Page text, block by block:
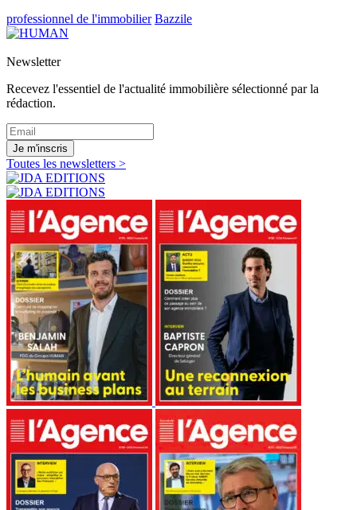
professionnel de l'immobilier Bazzile
Newsletter
Recevez l'essentiel de l'actualité immobilière sélectionné par la
rédaction.
Je m'inscris
Toutes les newsletters >